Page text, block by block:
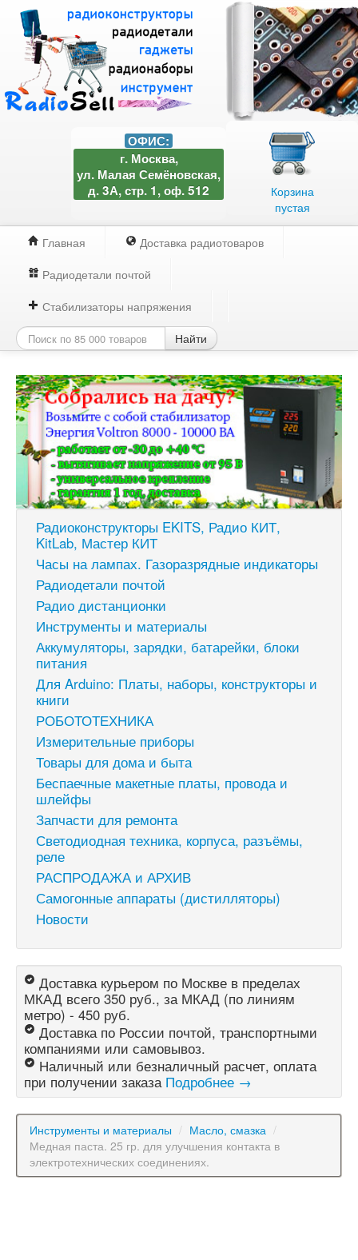
Корзина
пустая
ОФИС:
г. Москва,
ул. Малая Семёновская,
д. 3А, стр. 1, оф. 512
Главная
Доставка радиотоваров
Радиодетали почтой
Стабилизаторы напряжения
Найти
Радиоконструкторы EKITS, Радио КИТ,
KitLab, Мастер КИТ
Часы на лампах. Газоразрядные индикаторы
Радиодетали почтой
Радио дистанционки
Инструменты и материалы
Аккумуляторы, зарядки, батарейки, блоки
питания
Для Arduino: Платы, наборы, конструкторы и
книги
РОБОТОТЕХНИКА
Измерительные приборы
Товары для дома и быта
Беспаечные макетные платы, провода и
шлейфы
Запчасти для ремонта
Светодиодная техника, корпуса, разъёмы,
реле
РАСПРОДАЖА и АРХИВ
Самогонные аппараты (дистилляторы)
Новости
Доставка курьером по Москве в пределах
МКАД всего 350 руб., за МКАД (по линиям
метро) - 450 руб.
Доставка по России почтой, транспортными
компаниями или самовывоз.
Наличный или безналичный расчет, оплата
при получении заказа Подробнее →
Инструменты и материалы / Масло, смазка /
Медная паста. 25 гр. для улучшения контакта в
электротехнических соединениях.